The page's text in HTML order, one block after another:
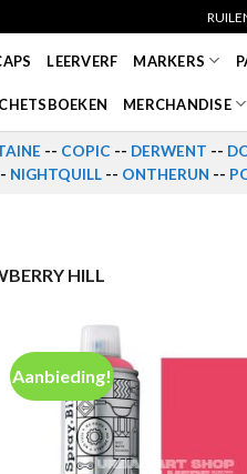
LEERVERF MARKERS
MERCHANDISE
-- COPIC -- DERWENT --
NIGHTQUILL -- ONTHERUN --
HILL
Aanbieding!